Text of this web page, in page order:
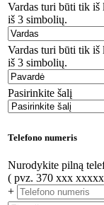
Vardas turi būti tik iš
iš 3 simbolių.
Vardas turi būti tik iš
iš 3 simbolių.
Pasirinkite šalį
Telefono numeris
Nurodykite pilną
( pvz. 370 xxx
+